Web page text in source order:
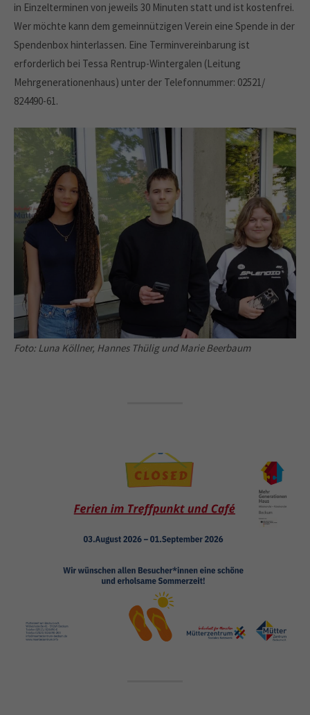
in Einzelterminen von jeweils 30 Minuten statt und ist kostenfrei.
Wer möchte kann dem gemeinnützigen Verein eine Spende in der
Spendenbox hinterlassen. Eine Terminvereinbarung ist
erforderlich bei Tessa Rentrup-Wintergalen (Leitung
Mehrgenerationenhaus) unter der Telefonnummer: 02521/
824490-61.
Foto: Luna Köllner, Hannes Thülig und Marie Beerbaum